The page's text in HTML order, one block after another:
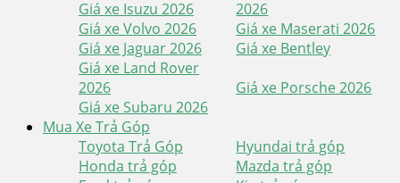
Giá xe Isuzu 2026
2026
Giá xe Volvo 2026
Giá xe Maserati 2026
Giá xe Jaguar 2026
Giá xe Bentley
Giá xe Land Rover
2026
Giá xe Porsche 2026
Giá xe Subaru 2026
Mua Xe Trả Góp
Toyota Trả Góp
Hyundai trả góp
Honda trả góp
Mazda trả góp